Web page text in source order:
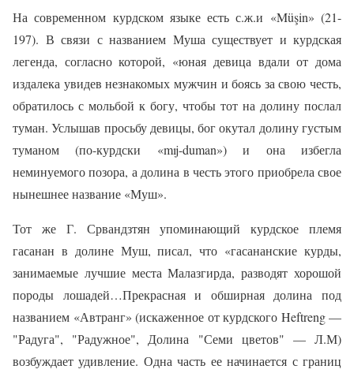
На современном курдском языке есть с.ж.и «Müşin» (21-
197). В связи с названием Муша существует и курдская
легенда, согласно которой, «юная девица вдали от дома
издалека увидев незнакомых мужчин и боясь за свою честь,
обратилось с мольбой к богу, чтобы тот на долину послал
туман. Услышав просьбу девицы, бог окутал долину густым
туманом (по-курдски «mıj-duman») и она избегла
неминуемого позора, а долина в честь этого приобрела свое
нынешнее название «Муш».
Тот же Г. Срвандзтян упоминающий курдское племя
гасанан в долине Муш, писал, что «гасананские курды,
занимаемые лучшие места Малазгирда, разводят хорошой
породы лошадей…Прекрасная и обширная долина под
названием «Автранг» (искаженное от курдского Heftreng —
"Радуга", "Радужное", Долина "Семи цветов" — Л.М)
возбуждает удивление. Одна часть ее начинается с границ